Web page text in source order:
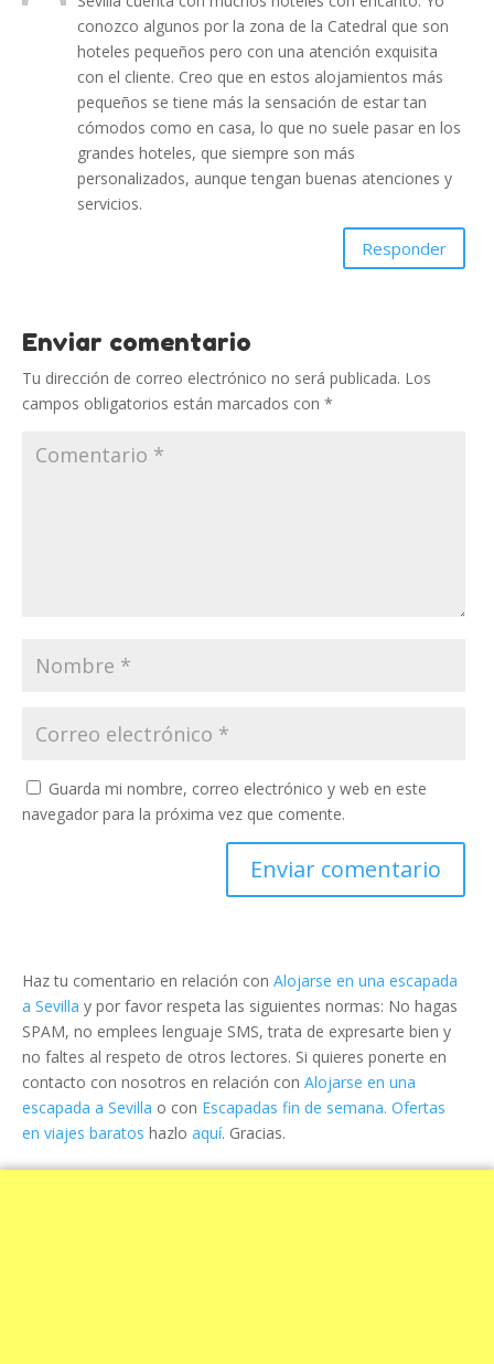
conozco algunos por la zona de la Catedral que son
hoteles pequeños pero con una atención exquisita
con el cliente. Creo que en estos alojamientos más
pequeños se tiene más la sensación de estar tan
cómodos como en casa, lo que no suele pasar en los
grandes hoteles, que siempre son más
personalizados, aunque tengan buenas atenciones y
servicios.
Responder
Enviar comentario
Tu dirección de correo electrónico no será publicada. Los
campos obligatorios están marcados con *
Guarda mi nombre, correo electrónico y web en este
navegador para la próxima vez que comente.
Haz tu comentario en relación con Alojarse en una escapada
a Sevilla y por favor respeta las siguientes normas: No hagas
SPAM, no emplees lenguaje SMS, trata de expresarte bien y
no faltes al respeto de otros lectores. Si quieres ponerte en
contacto con nosotros en relación con Alojarse en una
escapada a Sevilla o con Escapadas fin de semana. Ofertas
en viajes baratos hazlo aquí. Gracias.